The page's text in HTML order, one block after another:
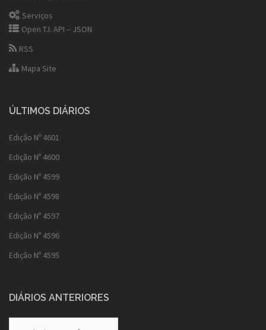
Serviços
Open T.I. API – JSON
RSS
Mapa Site
ÚLTIMOS DIÁRIOS
Edição Nº 4601
Edição Nº 4600
Edição Nº 4599
Edição Nº 4598
Edição Nº 4597
Edição Nº 4596
Edição Nº 4595
DIÁRIOS ANTERIORES